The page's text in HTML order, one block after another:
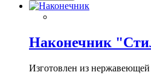
Наконечник
Изготовлен из нержавеющей